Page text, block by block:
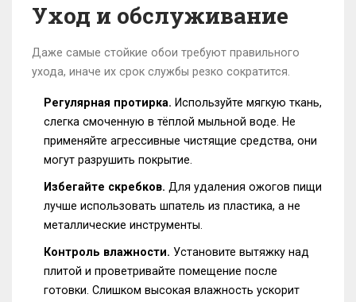
Уход и обслуживание
Даже самые стойкие обои требуют правильного
ухода, иначе их срок службы резко сократится.
Регулярная протирка. Используйте мягкую ткань,
слегка смоченную в тёплой мыльной воде. Не
применяйте агрессивные чистящие средства, они
могут разрушить покрытие.
Избегайте скребков. Для удаления ожогов пищи
лучше использовать шпатель из пластика, а не
металлические инструменты.
Контроль влажности. Установите вытяжку над
плитой и проветривайте помещение после
готовки. Слишком высокая влажность ускорит